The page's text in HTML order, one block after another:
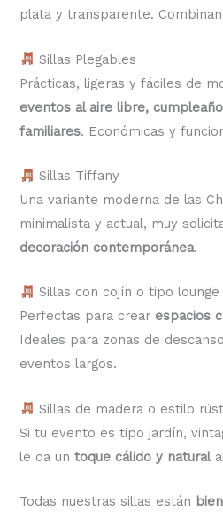
plata y transparente.
Sillas Plegables
Prácticas, ligeras y fáciles de
eventos al aire libre,
familiares. Económicas y
Sillas Tiffany
Una variante moderna de las
minimalista y actual, muy
decoración contemporánea.
Sillas con cojín o tipo lounge
Perfectas para crear espacios
Ideales para zonas de
eventos largos.
Sillas de madera o estilo
Si tu evento es tipo jardín,
le da untoque cálido y natural
Todas nuestras sillas están